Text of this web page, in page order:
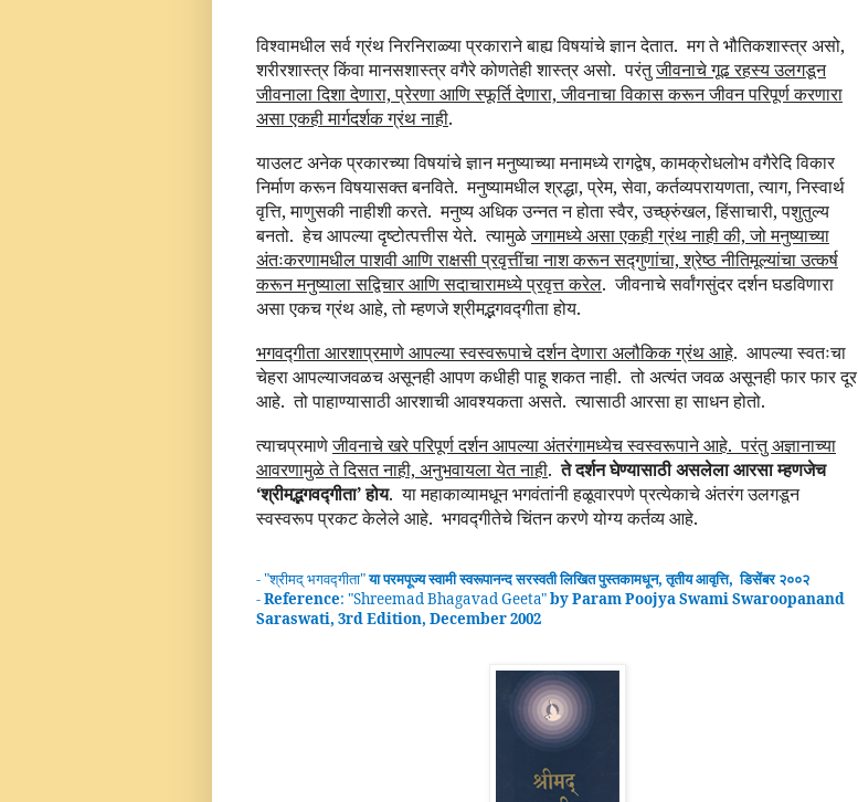
विश्वामधील सर्व ग्रंथ निरनिराळ्या प्रकाराने बाह्य विषयांचे ज्ञान देतात. मग ते भौतिकशास्त्र असो,
शरीरशास्त्र किंवा मानसशास्त्र वगैरे कोणतेही शास्त्र असो. परंतुजीवनाचे गूढ रहस्य उलगडून
जीवनाला दिशा देणारा, प्रेरणा आणि स्फूर्ति देणारा, जीवनाचा विकास करून जीवन परिपूर्ण करणारा
असा एकही मार्गदर्शक ग्रंथ नाही.
याउलट अनेक प्रकारच्या विषयांचे ज्ञान मनुष्याच्या मनामध्ये रागद्वेष, कामक्रोधलोभ वगैरेदि विकार
निर्माण करून विषयासक्त बनविते. मनुष्यामधील श्रद्धा, प्रेम, सेवा, कर्तव्यपरायणता, त्याग, निस्वार्थ
वृत्ति, माणुसकी नाहीशी करते. मनुष्य अधिक उन्नत न होता स्वैर, उच्छ्रुंखल, हिंसाचारी, पशुतुल्य
बनतो. हेच आपल्या दृष्टोत्पत्तीस येते. त्यामुळेजगामध्ये असा एकही ग्रंथ नाही की, जो मनुष्याच्या
अंतःकरणामधील पाशवी आणि राक्षसी प्रवृत्तींचा नाश करून सद्गुणांचा, श्रेष्ठ नीतिमूल्यांचा उत्कर्ष
करून मनुष्याला सद्विचार आणि सदाचारामध्ये प्रवृत्त करेल. जीवनाचे सर्वांगसुंदर दर्शन घडविणारा
असा एकच ग्रंथ आहे, तो म्हणजे श्रीमद्भगवद्गीता होय.
भगवद्गीता आरशाप्रमाणे आपल्या स्वस्वरूपाचे दर्शन देणारा अलौकिक ग्रंथ आहे. आपल्या स्वतःचा
चेहरा आपल्याजवळच असूनही आपण कधीही पाहू शकत नाही. तो अत्यंत जवळ असूनही फार फार दूर
आहे. तो पाहाण्यासाठी आरशाची आवश्यकता असते. त्यासाठी आरसा हा साधन होतो.
त्याचप्रमाणेजीवनाचे खरे परिपूर्ण दर्शन आपल्या अंतरंगामध्येच स्वस्वरूपाने आहे. परंतु अज्ञानाच्या
आवरणामुळे ते दिसत नाही, अनुभवायला येत नाही. ते दर्शन घेण्यासाठी असलेला आरसा म्हणजेच
‘श्रीमद्भगवद्गीता’ होय. या महाकाव्यामधून भगवंतांनी हळूवारपणे प्रत्येकाचे अंतरंग उलगडून
स्वस्वरूप प्रकट केलेले आहे. भगवद्गीतेचे चिंतन करणे योग्य कर्तव्य आहे.
- "श्रीमद्भगवद्गीता"या परमपूज्य स्वामीस्वरूपानन्दसरस्वती लिखित पुस्तकामधून,तृतीयआवृत्ति, डिसेंबर २००२
-Reference: "Shreemad Bhagavad Geeta"by Param Poojya Swami Swaroopanand
Saraswati, 3rd Edition, December 2002